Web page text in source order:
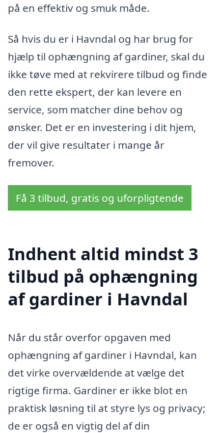
på en effektiv og smuk måde.
Så hvis du er i Havndal og har brug for
hjælp til ophængning af gardiner, skal du
ikke tøve med at rekvirere tilbud og finde
den rette ekspert, der kan levere en
service, som matcher dine behov og
ønsker. Det er en investering i dit hjem,
der vil give resultater i mange år
fremover.
Få 3 tilbud, gratis og uforpligtende
Indhent altid mindst 3
tilbud på ophængning
af gardiner i Havndal
Når du står overfor opgaven med
ophængning af gardiner i Havndal, kan
det virke overvældende at vælge det
rigtige firma. Gardiner er ikke blot en
praktisk løsning til at styre lys og privacy;
de er også en vigtig del af din